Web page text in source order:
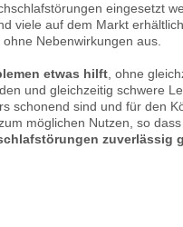
eingesetzt
viele auf dem Markt
Nebenwirkungen aus.
etwas hilft , ohne
und gleichzeitig schwere
schonend sind und für den
möglichen Nutzen, so
zuverlässig